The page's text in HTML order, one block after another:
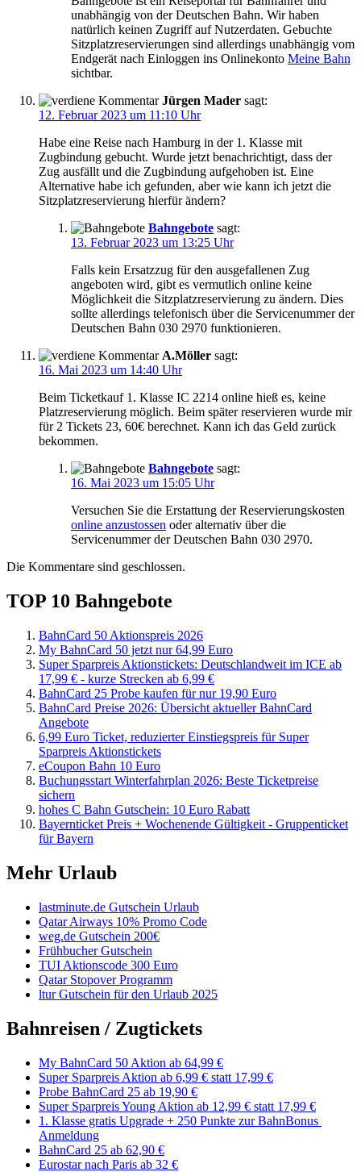
unabhängig von der Deutschen Bahn. Wir haben
natürlich keinen Zugriff auf Nutzerdaten. Gebuchte
Sitzplatzreservierungen sind allerdings unabhängig vom
Endgerät nach Einloggen ins Onlinekonto Meine Bahn
sichtbar.
Jürgen Mader sagt:
12. Februar 2023 um 11:10 Uhr
Habe eine Reise nach Hamburg in der 1. Klasse mit
Zugbindung gebucht. Wurde jetzt benachrichtigt, dass der
Zug ausfällt und die Zugbindung aufgehoben ist. Eine
Alternative habe ich gefunden, aber wie kann ich jetzt die
Sitzplatzreservierung hierfür ändern?
Bahngebote sagt:
13. Februar 2023 um 13:25 Uhr
Falls kein Ersatzzug für den ausgefallenen Zug
angeboten wird, gibt es vermutlich online keine
Möglichkeit die Sitzplatzreservierung zu ändern. Dies
sollte allerdings telefonisch über die Servicenummer der
Deutschen Bahn 030 2970 funktionieren.
A.Möller sagt:
16. Mai 2023 um 14:40 Uhr
Beim Ticketkauf 1. Klasse IC 2214 online hieß es, keine
Platzreservierung möglich. Beim später reservieren wurde mir
für 2 Tickets 23, 60€ berechnet. Kann ich das Geld zurück
bekommen.
Bahngebote sagt:
16. Mai 2023 um 15:05 Uhr
Versuchen Sie die Erstattung der Reservierungskosten
online anzustossen oder alternativ über die
Servicenummer der Deutschen Bahn 030 2970.
Die Kommentare sind geschlossen.
TOP 10 Bahngebote
BahnCard 50 Aktionspreis 2026
My BahnCard 50 jetzt nur 64,99 Euro
Super Sparpreis Aktionstickets: Deutschlandweit im ICE ab
17,99 € - kurze Strecken ab 6,99 €
BahnCard 25 Probe kaufen für nur 19,90 Euro
BahnCard Preise 2026: Übersicht aktueller BahnCard
Angebote
6,99 Euro Ticket, reduzierter Einstiegspreis für Super
Sparpreis Aktionstickets
eCoupon Bahn 10 Euro
Buchungsstart Winterfahrplan 2026: Beste Ticketpreise
sichern
hohes C Bahn Gutschein: 10 Euro Rabatt
Bayernticket Preis + Wochenende Gültigkeit - Gruppenticket
für Bayern
Mehr Urlaub
lastminute.de Gutschein Urlaub
Qatar Airways 10% Promo Code
weg.de Gutschein 200€
Frühbucher Gutschein
TUI Aktionscode 300 Euro
Qatar Stopover Programm
ltur Gutschein für den Urlaub 2025
Bahnreisen / Zugtickets
My BahnCard 50 Aktion ab 64,99 €
Super Sparpreis Aktion ab 6,99 € statt 17,99 €
Probe BahnCard 25 ab 19,90 €
Super Sparpreis Young Aktion ab 12,99 € statt 17,99 €
1. Klasse gratis Upgrade + 250 Punkte zur BahnBonus ​​
Anmeldung
BahnCard 25 ab 62,90 €
Eurostar nach Paris ab 32 €